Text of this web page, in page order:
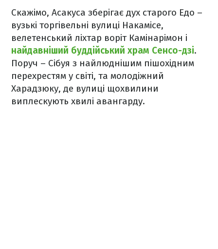
Скажімо, Асакуса зберігає дух старого Едо –
вузькі торгівельні вулиці Накамісе,
велетенський ліхтар воріт Камінарімон і
найдавніший буддійський храм Сенсо-дзі.
Поруч – Сібуя з найлюднішим пішохідним
перехрестям у світі, та молодіжний
Харадзюку, де вулиці щохвилини
виплескують хвилі авангарду.